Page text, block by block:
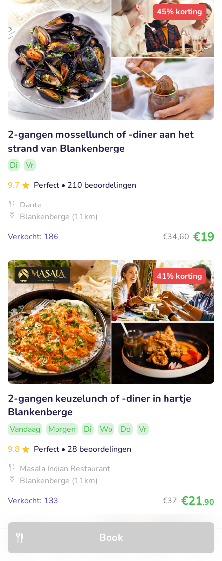
Book
45% korting
2-gangen mossellunch of -diner aan het
strand van Blankenberge
Di
Vr
9.7
Perfect • 210 beoordelingen
Dante
Blankenberge (11km)
Verkocht: 186
€34,60 €19
41% korting
2-gangen keuzelunch of -diner in hartje
Blankenberge
Vandaag Morgen Di Wo Do
Vr
9.8
Perfect • 28 beoordelingen
Masala Indian Restaurant
Blankenberge (11km)
Verkocht: 133
€37 €21,90